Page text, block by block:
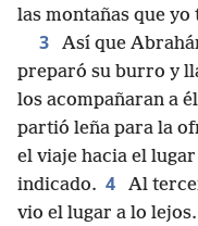
las montañas que yo
3
Así que
preparó su burro y
los acompañaran a
partió leña para la
el viaje hacia el
indicado. 4
Al
vio el lugar a lo lejos.